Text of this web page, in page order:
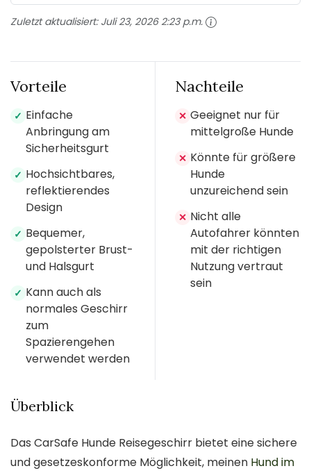
Zuletzt aktualisiert: Juli 23, 2026 2:23 p.m.
Vorteile
✓ Einfache
Anbringung am
Sicherheitsgurt
✓ Hochsichtbares,
reflektierendes
Design
✓ Bequemer,
gepolsterter Brust-
und Halsgurt
✓ Kann auch als
normales Geschirr
zum
Spazierengehen
verwendet werden
Nachteile
✕ Geeignet nur für
mittelgroße Hunde
✕ Könnte für größere
Hunde
unzureichend sein
✕ Nicht alle
Autofahrer könnten
mit der richtigen
Nutzung vertraut
sein
Überblick
Das CarSafe Hunde Reisegeschirr bietet eine sichere
und gesetzeskonforme Möglichkeit, meinen Hund im